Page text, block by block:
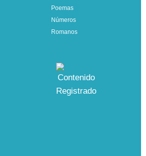
Poemas
Números
Romanos